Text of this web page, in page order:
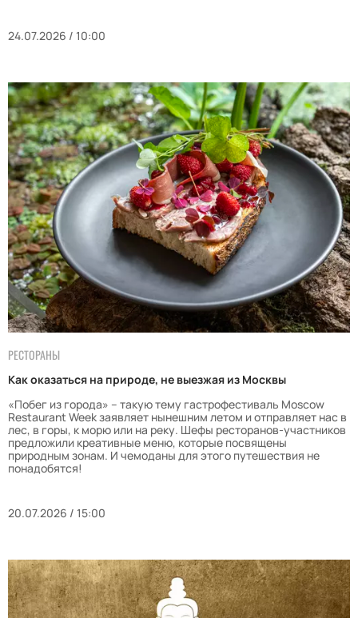
24.07.2026 / 10:00
РЕСТОРАНЫ
Как оказаться на природе, не выезжая из Москвы
«Побег из города» – такую тему гастрофестиваль Moscow
Restaurant Week заявляет нынешним летом и отправляет нас в
лес, в горы, к морю или на реку. Шефы ресторанов-участников
предложили креативные меню, которые посвящены
природным зонам. И чемоданы для этого путешествия не
понадобятся!
20.07.2026 / 15:00